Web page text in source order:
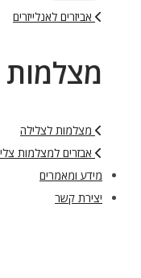
אביזרים לאנלייזרים
מצלמות
מצלמות לצלילה
אבזרים למצלמות
מידע ומאמרים
יצירת קשר